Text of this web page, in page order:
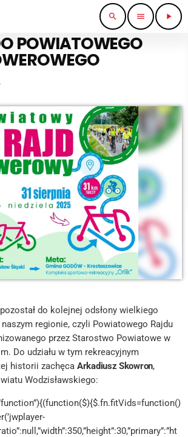
search menu play_arrow
POWIATOWEGO
do kolejnej odsłony wielkiego
regionie, czyli Powiatowego Rajdu
przez Starostwo Powiatowe w
Do udziału w tym rekreacyjnym
historii zachęca Arkadiusz Skowron,
Wodzisławskiego: